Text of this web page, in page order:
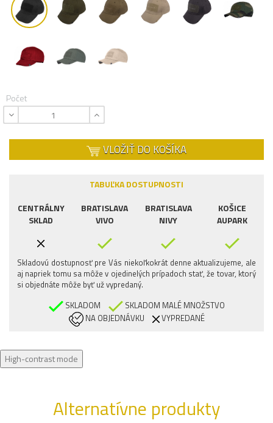
Počet
VLOŽIŤ DO KOŠÍKA
TABUĽKA DOSTUPNOSTI
CENTRÁLNY
SKLAD
BRATISLAVA
VIVO
BRATISLAVA
NIVY
KOŠICE
AUPARK
Skladovú dostupnosť pre Vás niekoľkokrát denne aktualizujeme, ale
aj napriek tomu sa môže v ojedinelých prípadoch stať, že tovar, ktorý
si objednáte môže byť už vypredaný.
SKLADOM
SKLADOM MALÉ MNOŽSTVO
NA OBJEDNÁVKU
VYPREDANÉ
High-contrast mode
Alternatívne produkty